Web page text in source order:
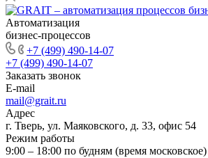
Автоматизация
бизнес-процессов
+7 (499) 490-14-07
+7 (499) 490-14-07
Заказать звонок
E-mail
mail@grait.ru
Адрес
г. Тверь, ул. Маяковского, д. 33, офис 54
Режим работы
9:00 – 18:00 по будням (время московское)